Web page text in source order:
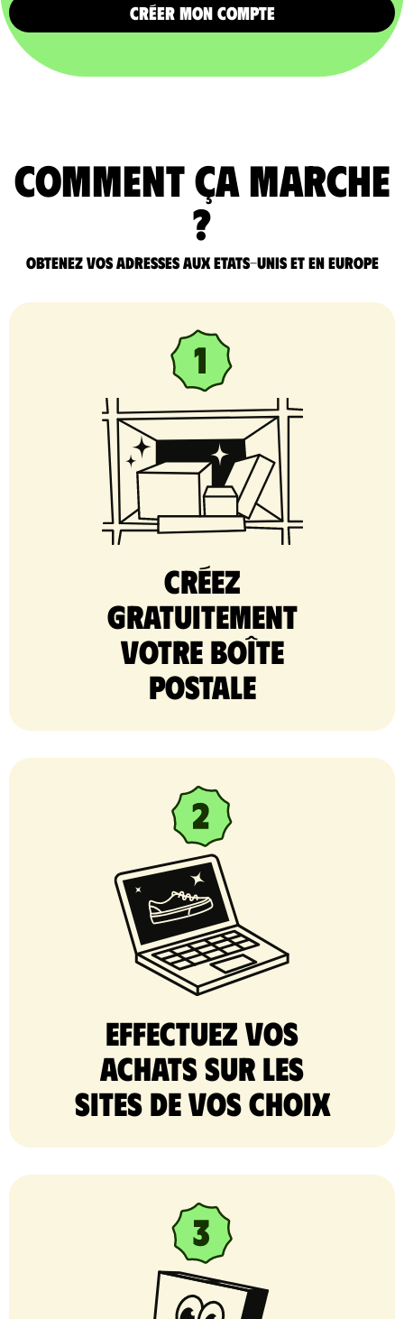
CRÉER MON COMPTE
comment ça marche
?
Obtenez vos adresses aux Etats-Unis et en Europe
Créez
gratuitement
votre Boîte
postale
Effectuez vos
achats sur les
sites de vos choix